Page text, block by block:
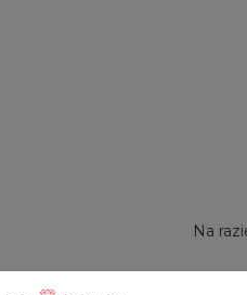
Na